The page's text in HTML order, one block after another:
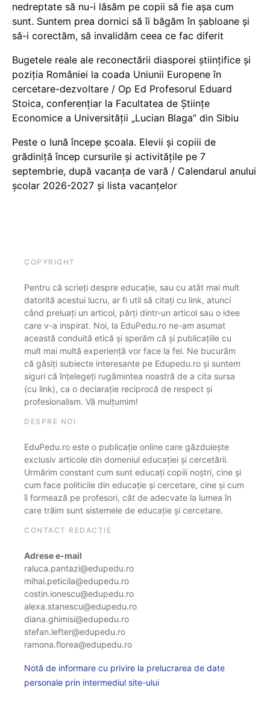
nedreptate să nu-i lăsăm pe copii să fie așa cum
sunt. Suntem prea dornici să îi băgăm în șabloane și
să-i corectăm, să invalidăm ceea ce fac diferit
Bugetele reale ale reconectării diasporei științifice și
poziția României la coada Uniunii Europene în
cercetare-dezvoltare / Op Ed Profesorul Eduard
Stoica, conferențiar la Facultatea de Științe
Economice a Universității „Lucian Blaga” din Sibiu
Peste o lună începe școala. Elevii și copiii de
grădiniță încep cursurile și activitățile pe 7
septembrie, după vacanța de vară / Calendarul anului
școlar 2026-2027 și lista vacanțelor
COPYRIGHT
Pentru că scrieți despre educație, sau cu atât mai mult
datorită acestui lucru, ar fi util să citați cu link, atunci
când preluați un articol, părți dintr-un articol sau o idee
care v-a inspirat. Noi, la EduPedu.ro ne-am asumat
această conduită etică și sperăm că și publicațiile cu
mult mai multă experiență vor face la fel. Ne bucurăm
că găsiți subiecte interesante pe Edupedu.ro și suntem
siguri că înțelegeți rugămintea noastră de a cita sursa
(cu link), ca o declarație reciprocă de respect și
profesionalism. Vă mulțumim!
DESPRE NOI
EduPedu.ro este o publicație online care găzduiește
exclusiv articole din domeniul educației și cercetării.
Urmărim constant cum sunt educați copiii noștri, cine și
cum face politicile din educație și cercetare, cine și cum
îi formează pe profesori, cât de adecvate la lumea în
care trăim sunt sistemele de educație și cercetare.
CONTACT REDACȚIE
Adrese e-mail
raluca.pantazi@edupedu.ro
mihai.peticila@edupedu.ro
costin.ionescu@edupedu.ro
alexa.stanescu@edupedu.ro
diana.ghimisi@edupedu.ro
stefan.lefter@edupedu.ro
ramona.florea@edupedu.ro
Notă de informare cu privire la prelucrarea de date
personale prin intermediul site-ului